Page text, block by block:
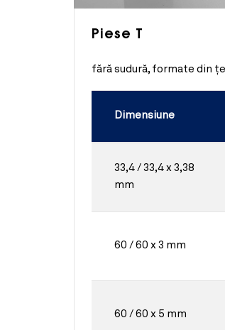
Piese T
fără sudură, formate din
Dimensiune
33,4 / 33,4 x 3,38
mm
60 / 60 x 3 mm
60 / 60 x 5 mm